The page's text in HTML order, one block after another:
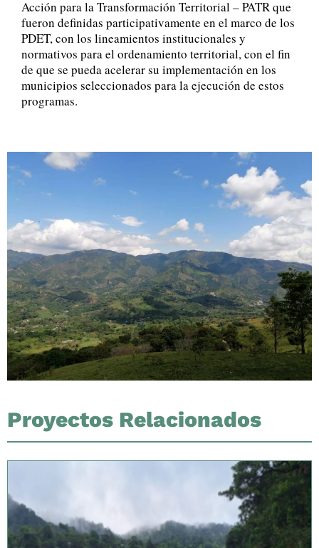
Acción para la Transformación Territorial – PATR que
fueron definidas participativamente en el marco de los
PDET, con los lineamientos institucionales y
normativos para el ordenamiento territorial, con el fin
de que se pueda acelerar su implementación en los
municipios seleccionados para la ejecución de estos
programas.
Proyectos Relacionados